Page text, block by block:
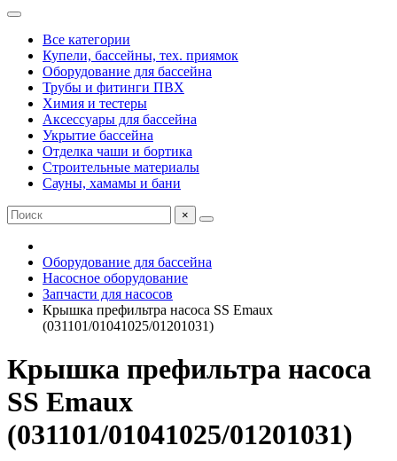
Все категории
Купели, бассейны, тех. приямок
Оборудование для бассейна
Трубы и фитинги ПВХ
Химия и тестеры
Аксессуары для бассейна
Укрытие бассейна
Отделка чаши и бортика
Строительные материалы
Сауны, хамамы и бани
×
Оборудование для бассейна
Насосное оборудование
Запчасти для насосов
Крышка префильтра насоса SS Emaux
(031101/01041025/01201031)
Крышка префильтра насоса
SS Emaux
(031101/01041025/01201031)